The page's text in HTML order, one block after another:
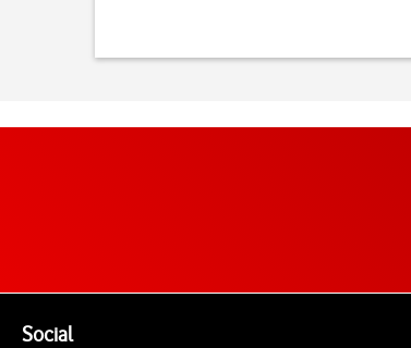
SocialEnlaces a las redes sociales de Vodafone